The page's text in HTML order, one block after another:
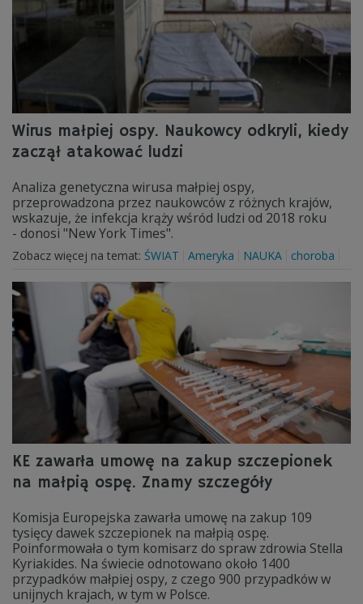
Wirus małpiej ospy. Naukowcy odkryli, kiedy
zaczął atakować ludzi
Analiza genetyczna wirusa małpiej ospy,
przeprowadzona przez naukowców z różnych krajów,
wskazuje, że infekcja krąży wśród ludzi od 2018 roku
- donosi "New York Times".
Zobacz więcej na temat: ŚWIAT Ameryka NAUKA choroba
KE zawarła umowę na zakup szczepionek
na małpią ospę. Znamy szczegóły
Komisja Europejska zawarła umowę na zakup 109
tysięcy dawek szczepionek na małpią ospę.
Poinformowała o tym komisarz do spraw zdrowia Stella
Kyriakides. Na świecie odnotowano około 1400
przypadków małpiej ospy, z czego 900 przypadków w
unijnych krajach, w tym w Polsce.